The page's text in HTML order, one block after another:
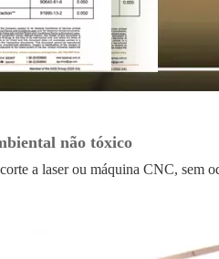
não tóxico
a laser ou máquina CNC, sem